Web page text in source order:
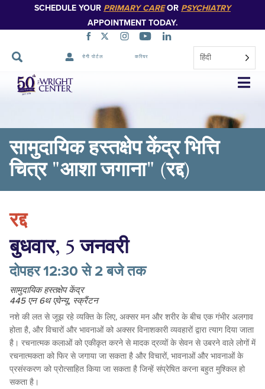
SCHEDULE YOUR PRIMARY CAREOR PSYCHIATRY
APPOINTMENT TODAY.
रोगी पोर्टल करियर हिंदी
नेविगेशन
छोड़ें
सामुदायिक हस्तक्षेप केंद्र भित्ति
चित्र "आशा जगाना" (रद्द)
रद्द
बुधवार, 5 जनवरी
दोपहर 12:30 से 2 बजे तक
सामुदायिक हस्तक्षेप केंद्र
445 एन 6थ एवेन्यू, स्क्रैंटन
नशे की लत से जूझ रहे व्यक्ति के लिए, अक्सर मन और शरीर के बीच एक गंभीर अलगाव
होता है, और विचारों और भावनाओं को अक्सर विनाशकारी व्यवहारों द्वारा त्याग दिया जाता
है। रचनात्मक कलाओं को एकीकृत करने से मादक द्रव्यों के सेवन से उबरने वाले लोगों में
रचनात्मकता को फिर से जगाया जा सकता है और विचारों, भावनाओं और भावनाओं के
प्रसंस्करण को प्रोत्साहित किया जा सकता है जिन्हें संप्रेषित करना बहुत मुश्किल हो
सकता है।